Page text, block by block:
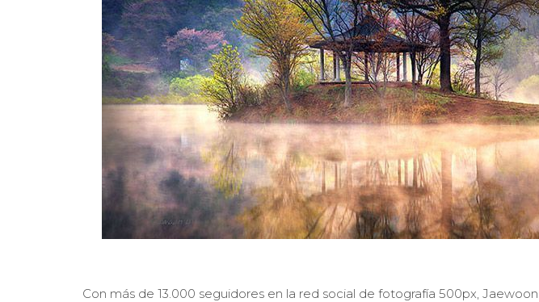
Con más de 13.000 seguidores en la red social de fotografía 500px,